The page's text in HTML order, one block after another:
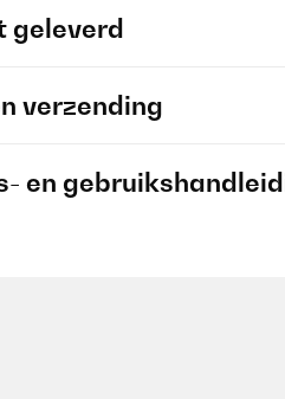
geleverd
verzending
en